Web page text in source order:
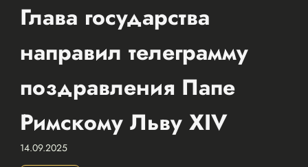
Глава государства
направил телеграмму
поздравления Папе
Римскому Льву XIV
14.09.2025